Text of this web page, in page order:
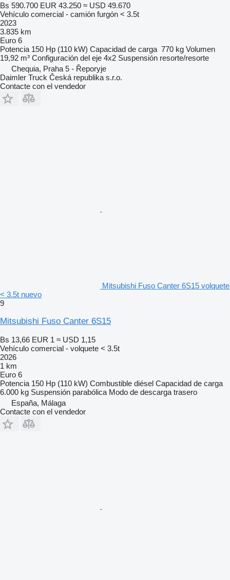
Bs 590.700 EUR 43.250 ≈ USD 49.670
Vehículo comercial - camión furgón < 3.5t
2023
3.835 km
Euro 6
Potencia 150 Hp (110 kW) Capacidad de carga 770 kg Volumen
19,92 m³ Configuración del eje 4x2 Suspensión resorte/resorte
Chequia, Praha 5 - Řeporyje
Daimler Truck Česká republika s.r.o.
Contacte con el vendedor
Mitsubishi Fuso Canter 6S15 volquete
< 3.5t nuevo
9
Mitsubishi Fuso Canter 6S15
Bs 13,66 EUR 1 ≈ USD 1,15
Vehículo comercial - volquete < 3.5t
2026
1 km
Euro 6
Potencia 150 Hp (110 kW) Combustible diésel Capacidad de carga
6.000 kg Suspensión parabólica Modo de descarga trasero
España, Málaga
Contacte con el vendedor